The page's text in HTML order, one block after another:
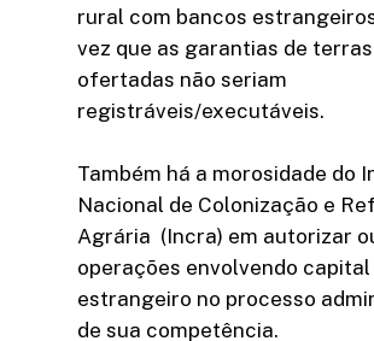
rural com bancos
vez que as garantias de terras
ofertadas não seriam
registráveis/executáveis.
Também há a morosidade do
Nacional de Colonização e
Agrária (Incra) em autorizar
operações envolvendo capital
estrangeiro no processo
de sua competência.